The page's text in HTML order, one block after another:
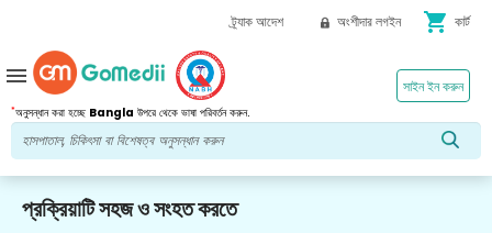
ট্র্যাক আদেশ অংশীদার লগইন shopping_cart কার্ট
*অনুসন্ধান করা হচ্ছে Bangla উপরে থেকে ভাষা পরিবর্তন করুন.
সাইন ইন করুন
menu
প্রক্রিয়াটি সহজ ও সংহত করতে